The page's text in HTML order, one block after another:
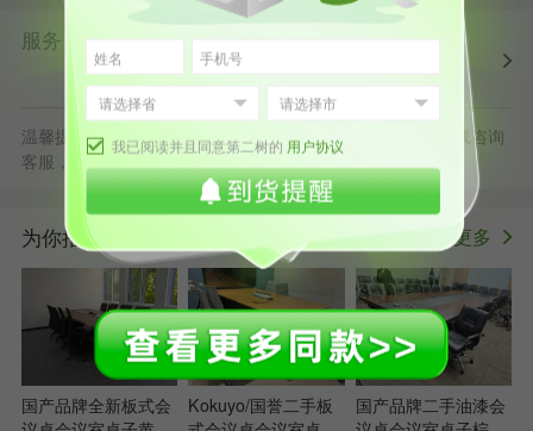
我已阅读并且同意第二树的 用户协议
服务 第二树自营 清洗消毒 售后保障
配送上门
正规发票
退货原则
温馨提示：默拍不发货，批量采购立享更多优惠，可随时在线咨询
客服，或拨打服务电话400-178-1088
为你推荐 更多
国产品牌全新板式会
Kokuyo/国誉二手板
国产品牌二手油漆会